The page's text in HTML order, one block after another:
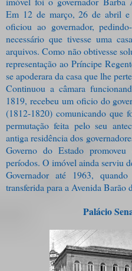
Em 12 de março, 26 de abril
oficiou ao governador,
necessário que tivesse uma
arquivos. Como não obtivesse
representação ao Príncipe
se apoderara da casa que lhe
Continuou a câmara
1819, recebeu um oficio do
(1812-1820) comunicando que
permutação feita pelo seu
antiga residência dos
Governo do Estado promoveu
períodos. O imóvel ainda serviu
Governador até 1963,
transferida para a Avenida Barão
Palácio